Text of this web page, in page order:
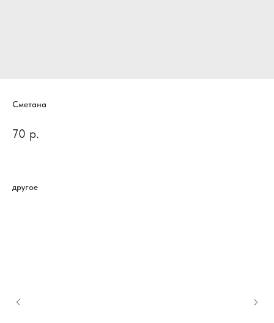
Сметана
70 р.
другое